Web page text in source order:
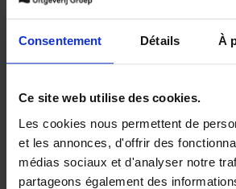
Consentement Détails À
Ce site web utilise des cookies.
Les cookies nous permettent de
et les annonces, d'offrir des
médias sociaux et d'analyser notre
partageons également des
Optichannel
the Digital
Gino Van Ossel
Autre finition
2019